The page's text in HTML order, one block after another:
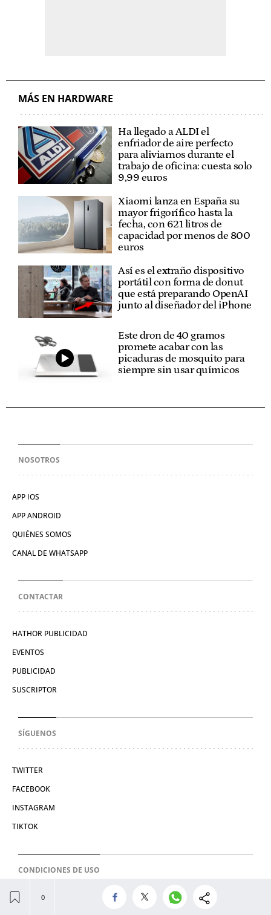
MÁS EN HARDWARE
Ha llegado a ALDI el
enfriador de aire perfecto
para aliviarnos durante el
trabajo de oficina: cuesta solo
9,99 euros
Xiaomi lanza en España su
mayor frigorífico hasta la
fecha, con 621 litros de
capacidad por menos de 800
euros
Así es el extraño dispositivo
portátil con forma de donut
que está preparando OpenAI
junto al diseñador del iPhone
Este dron de 40 gramos
promete acabar con las
picaduras de mosquito para
siempre sin usar químicos
NOSOTROS
APP IOS
APP ANDROID
QUIÉNES SOMOS
CANAL DE WHATSAPP
CONTACTAR
HATHOR PUBLICIDAD
EVENTOS
PUBLICIDAD
SUSCRIPTOR
SÍGUENOS
TWITTER
FACEBOOK
INSTAGRAM
TIKTOK
CONDICIONES DE USO